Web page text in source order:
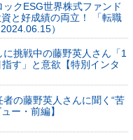
ックESG世界株式ファンド
と好成績の両立！ 「転職
）
挑戦中の藤野英人さん「1
す」と意欲【特別インタ
の藤野英人さんに聞く“苦
ー・前編】